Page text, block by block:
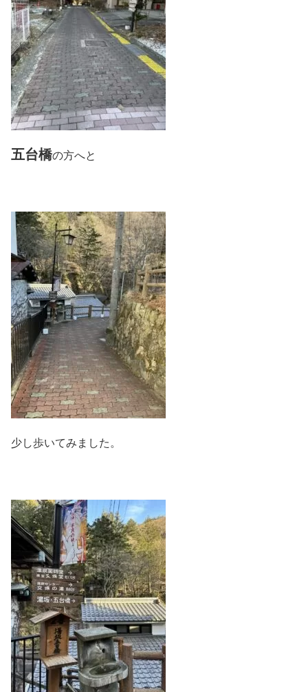
五台橋の方へと
少し歩いてみました。